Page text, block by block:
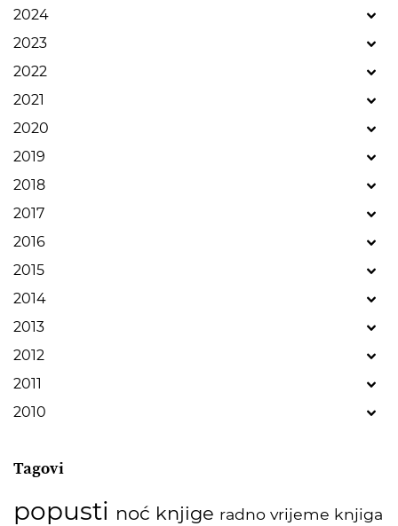
2024
2023
2022
2021
2020
2019
2018
2017
2016
2015
2014
2013
2012
2011
2010
Tagovi
popusti noć knjige radno vrijeme knjiga